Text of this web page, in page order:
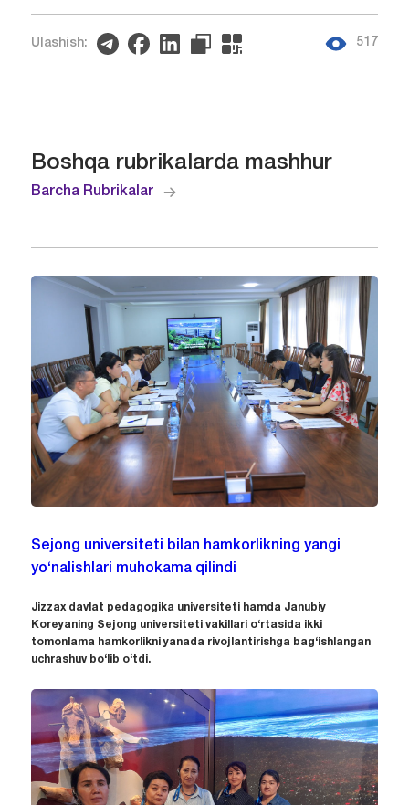
Ulashish: 517
Boshqa rubrikalarda mashhur
Barcha Rubrikalar
Sejong universiteti bilan hamkorlikning yangi
yo‘nalishlari muhokama qilindi
Jizzax davlat pedagogika universiteti hamda Janubiy
Koreyaning Sejong universiteti vakillari o‘rtasida ikki
tomonlama hamkorlikni yanada rivojlantirishga bag‘ishlangan
uchrashuv bo‘lib o‘tdi.